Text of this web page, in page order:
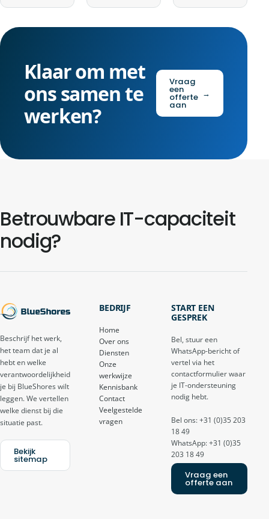
Klaar om met
ons samen te
werken?
Vraag
een
offerte
aan
→
Betrouwbare IT-capaciteit
nodig?
Beschrijf het werk,
het team dat je al
hebt en welke
verantwoordelijkheid
je bij BlueShores wilt
leggen. We vertellen
welke dienst bij die
situatie past.
Bekijk
sitemap
BEDRIJF
Home
Over ons
Diensten
Onze
werkwijze
Kennisbank
Contact
Veelgestelde
vragen
START EEN
GESPREK
Bel, stuur een
WhatsApp-bericht of
vertel via het
contactformulier waar
je IT-ondersteuning
nodig hebt.
Bel ons: +31 (0)35 203
18 49
WhatsApp: +31 (0)35
203 18 49
Vraag een
offerte aan